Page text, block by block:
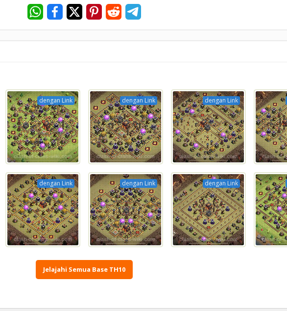
dengan Link dengan Link dengan Link
dengan Link dengan Link dengan Link
Jelajahi Semua Base TH10